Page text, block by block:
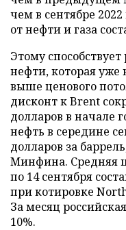
чем в сентябре
от нефти и газа
Этому
нефти, которая уже
выше ценового
дисконт к Brent
долларов в начале
нефть в середине
долларов за
Минфина. Средняя
по 14 сентября
при котировке
За месяц
10%.